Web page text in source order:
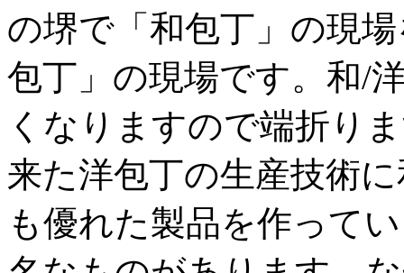
の堺で「和包丁」の現
包丁」の現場です。和/
くなりますので端折り
来た洋包丁の生産技術
も優れた製品を作って